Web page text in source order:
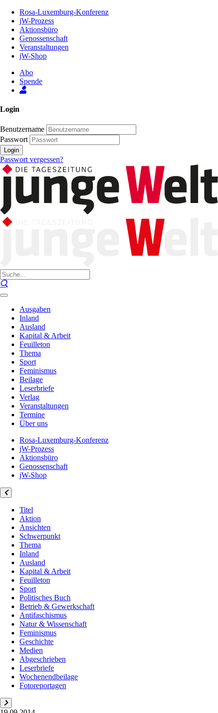
Inhalt
Seite
Rosa-Luxemburg-Konferenz
jW-Prozess
Aktionsbüro
Genossenschaft
Veranstaltungen
jW-Shop
Abo
Spende
Login
Benutzername
Passwort
Login
Passwort vergessen?
Ausgaben
Inland
Ausland
Kapital & Arbeit
Feuilleton
Thema
Sport
Feminismus
Beilage
Leserbriefe
Verlag
Veranstaltungen
Termine
Über uns
Rosa-Luxemburg-Konferenz
jW-Prozess
Aktionsbüro
Genossenschaft
jW-Shop
Titel
Aktion
Ansichten
Schwerpunkt
Thema
Inland
Ausland
Kapital & Arbeit
Feuilleton
Sport
Politisches Buch
Betrieb & Gewerkschaft
Antifaschismus
Natur & Wissenschaft
Feminismus
Geschichte
Medien
Abgeschrieben
Leserbriefe
Wochenendbeilage
Fotoreportagen